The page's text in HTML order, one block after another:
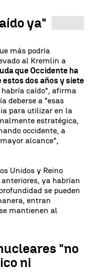
ya"
más podría
al Kremlin a
que Occidente ha
estos dos años y siete
habría caído", afirma
deberse a "esas
para utilizar en la
estratégica,
occidente, a
alcance",
Unidos y Reino
ya habrían
se pueden
entran
mantienen al
"no
ni